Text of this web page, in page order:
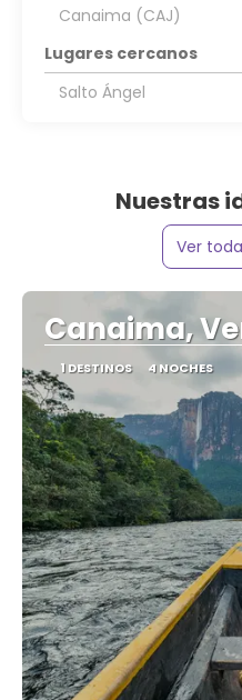
Canaima (CAJ)
Lugares cercanos
Salto Ángel
Nuestras
Ver
Canaima,
1 DESTINOS 4 NOCHES